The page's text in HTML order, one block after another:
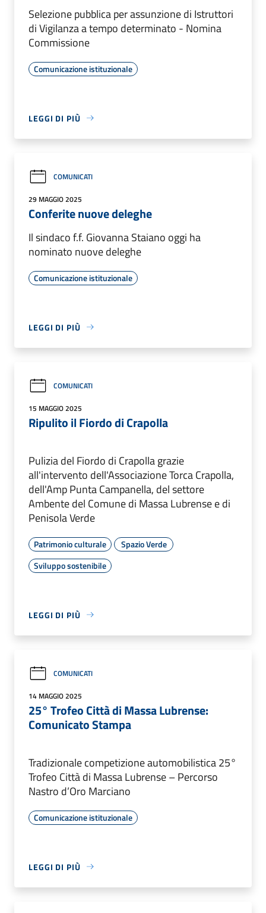
Selezione pubblica per assunzione di Istruttori
di Vigilanza a tempo determinato - Nomina
Commissione
Comunicazione istituzionale
LEGGI DI PIÙ
COMUNICATI
29 MAGGIO 2025
Conferite nuove deleghe
Il sindaco f.f. Giovanna Staiano oggi ha
nominato nuove deleghe
Comunicazione istituzionale
LEGGI DI PIÙ
COMUNICATI
15 MAGGIO 2025
Ripulito il Fiordo di Crapolla
Pulizia del Fiordo di Crapolla grazie
all'intervento dell'Associazione Torca Crapolla,
dell'Amp Punta Campanella, del settore
Ambente del Comune di Massa Lubrense e di
Penisola Verde
Patrimonio culturale
Spazio Verde
Sviluppo sostenibile
LEGGI DI PIÙ
COMUNICATI
14 MAGGIO 2025
25° Trofeo Città di Massa Lubrense:
Comunicato Stampa
Tradizionale competizione automobilistica 25°
Trofeo Città di Massa Lubrense – Percorso
Nastro d’Oro Marciano
Comunicazione istituzionale
LEGGI DI PIÙ